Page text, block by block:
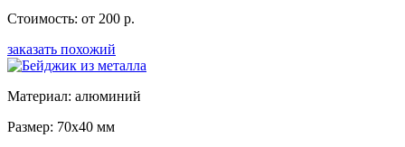
Стоимость: от 200 р.
заказать похожий
Материал: алюминий
Размер: 70x40 мм